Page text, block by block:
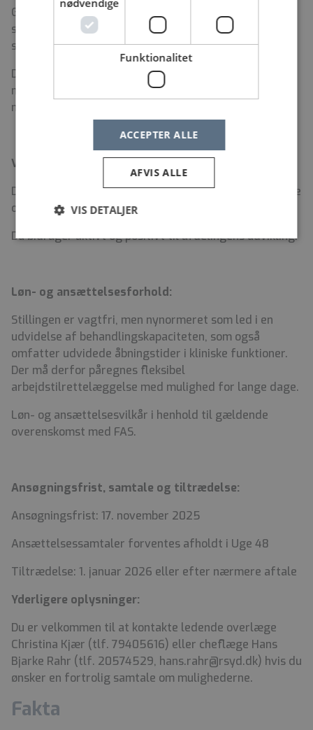
Gode samarbejdsevner og lyst til tværfagligt
samarbejde mellem faggrupper og forskellige
specialer vægtes højt.
Du har betydelig operativ og klinisk erfaring, herunder
med håndtering af kræftpatienter i et
multidisciplinært samarbejde.
Vi forventer, at:
Du tager medansvar for at fremme trivsel, samarbejde
og et godt arbejdsmiljø i hele afdelingen.
Du bidrager aktivt og positivt til afdelingens udvikling.
Løn- og ansættelsesforhold:
Stillingen er vagtfri, men nynormeret som led i en
udvidelse af behandlingskapaciteten, som også
omfatter udvidede åbningstider i kliniske funktioner.
Der må derfor påregnes fleksibel
arbejdstilrettelæggelse med mulighed for lange dage.
Løn- og ansættelsesvilkår i henhold til gældende
overenskomst med FAS.
Ansøgningsfrist, samtale og tiltrædelse:
Ansøgningsfrist: 17. november 2025
Ansættelsessamtaler forventes afholdt i Uge 48
Tiltrædelse: 1. januar 2026 eller efter nærmere aftale
Yderligere oplysninger:
Du er velkommen til at kontakte ledende overlæge
Christina Kjær (tlf. 79405616) eller cheflæge Hans
Bjarke Rahr (tlf. 20574529, hans.rahr@rsyd.dk) hvis du
ønsker en fortrolig samtale om mulighederne.
Fakta
nødvendige
Funktionalitet
ACCEPTER ALLE
AFVIS ALLE
VIS DETALJER